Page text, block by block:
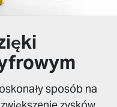
sposób na